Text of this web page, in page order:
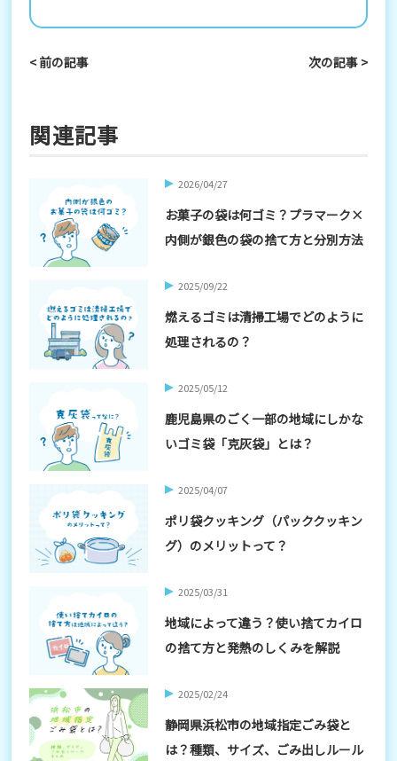
< 前の記事 次の記事 >
関連記事
2026/04/27
お菓子の袋は何ゴミ？プラマーク×
内側が銀色の袋の捨て方と分別方法
2025/09/22
燃えるゴミは清掃工場でどのように
処理されるの？
2025/05/12
鹿児島県のごく一部の地域にしかな
いゴミ袋「克灰袋」とは？
2025/04/07
ポリ袋クッキング（パッククッキン
グ）のメリットって？
2025/03/31
地域によって違う？使い捨てカイロ
の捨て方と発熱のしくみを解説
2025/02/24
静岡県浜松市の地域指定ごみ袋と
は？種類、サイズ、ごみ出しルール